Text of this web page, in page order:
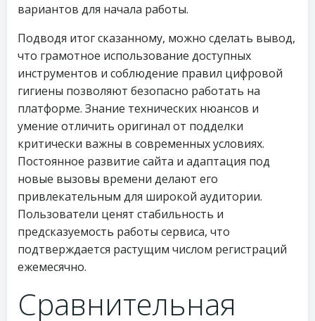
вариантов для начала работы.
Подводя итог сказанному, можно сделать вывод,
что грамотное использование доступных
инструментов и соблюдение правил цифровой
гигиены позволяют безопасно работать на
платформе. Знание технических нюансов и
умение отличить оригинал от подделки
критически важны в современных условиях.
Постоянное развитие сайта и адаптация под
новые вызовы времени делают его
привлекательным для широкой аудитории.
Пользователи ценят стабильность и
предсказуемость работы сервиса, что
подтверждается растущим числом регистраций
ежемесячно.
Сравнительная